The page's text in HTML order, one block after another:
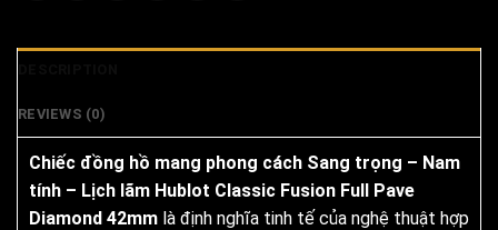
REVIEWS (0)
Chiếc đồng hồ mang phong cách Sang trọng – Nam
tính – Lịch lãm Hublot Classic Fusion Full Pave
Diamond 42mm là định nghĩa tinh tế của nghệ thuật hợp